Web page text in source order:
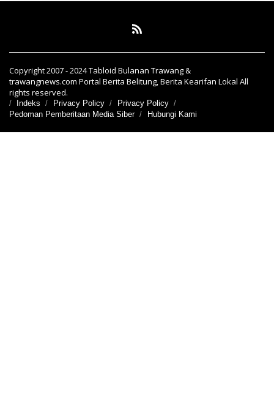
Copyright 2007 - 2024 Tabloid Bulanan Trawang &
trawangnews.com Portal Berita Belitung, Berita Kearifan Lokal All
rights reserved.
Indeks Privacy Policy
Privacy Policy
Pedoman Pemberitaan Media Siber
Hubungi Kami